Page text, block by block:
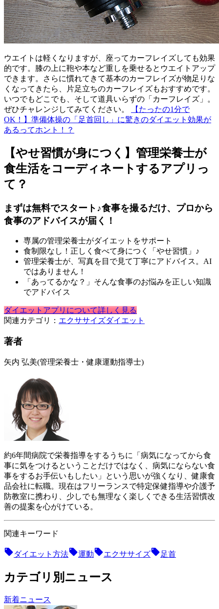
ウエイトは軽くなりますが、座ってカーフレイズしても効果
的です。膝の上に鞄や本など重しを乗せるとウエイトアップ
できます。さらに慣れてきて基本のカーフレイズが物足りな
くなってきたら、片足立ちのカーフレイズもおすすめです。
いつでもどこでも、そして道具いらずの「カーフレイズ」。
ぜひチャレンジしてみてください。
【たったの1分で
OK！】準備体操の「足首回し」に驚きのダイエット効果が
あるってホント！？
【やせ習慣が身につく】管理栄養士が
食生活をコーディネートするアプリっ
て？
まずは無料でスタート♪食事を撮るだけ、プロから
食事のアドバイスが届く！
専属の管理栄養士がダイエットをサポート
食制限なし！正しく食べて身につく「やせ習慣」♪
管理栄養士が、写真を目で見て丁寧にアドバイス。AI
ではありません！
「あってるかな？」そんな食事のお悩みを正しい知識
でアドバイス
ダイエットアプリについて詳しく見る
関連カテゴリ： エクササイズダイエット
著者
矢内 弘美(管理栄養士・健康運動指導士)
約6年間病院で栄養指導をするうちに「病気になってから食
事に気をつけるということだけではなく、病気にならない食
事をするお手伝いもしたい」という思いが強くなり、健康食
品会社に転職。現在はフリーランスで特定保健指導や介護予
防教室に携わり、少しでも無理なく楽しくできる生活習慣改
善の提案を心がけている。
関連キーワード
ダイエット方法 運動 エクササイズ 足首
カテゴリ別ニュース
新着ニュース